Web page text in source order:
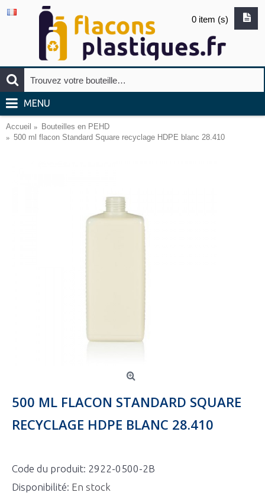
0 item (s)
MENU
Accueil
Bouteilles en PEHD
500 ml flacon Standard Square recyclage HDPE blanc 28.410
500 ML FLACON STANDARD SQUARE
RECYCLAGE HDPE BLANC 28.410
Code du produit: 2922-0500-2B
Disponibilité: En stock